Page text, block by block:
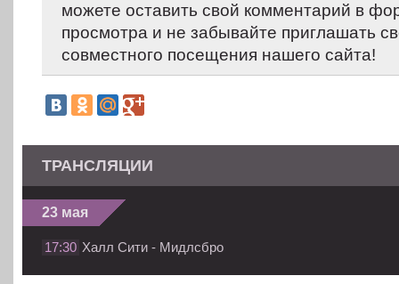
можете оставить свой комментарий в
просмотра и не забывайте приглашать
совместного посещения нашего сайта!
ТРАНСЛЯЦИИ
23 мая
17:30 Халл Сити - Мидлсбро